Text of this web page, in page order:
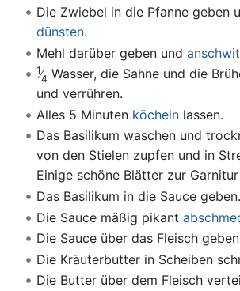
Die Zwiebel in die Pfanne geben
dünsten.
Mehl darüber geben und
1
4 Wasser, die Sahne und die
und verrühren.
Alles 5 Minuten köchelnlassen.
Das Basilikum waschen und
von den Stielen zupfen und in
Einige schöne Blätter zur
Das Basilikum in die Sauce geben.
Die Sauce mäßig pikant
Die Sauce über das Fleisch
Die Kräuterbutter in Scheiben
Die Butter über dem Fleisch